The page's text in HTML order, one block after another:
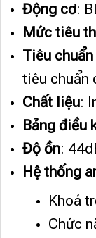
Động cơ:
Mức tiêu
Tiêu
tiêu chuẩn
Chất liệu:
Bảng điều
Độ ồn:
Hệ thống
Khoá
Chức